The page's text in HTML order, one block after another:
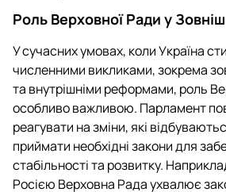
Роль Верховної Ради у
У сучасних умовах, коли Україна
численними викликами, зокрема
та внутрішніми реформами, роль
особливо важливою. Парламент
реагувати на зміни, які
приймати необхідні закони для
стабільності та розвитку.
Росією Верховна Рада ухвалює